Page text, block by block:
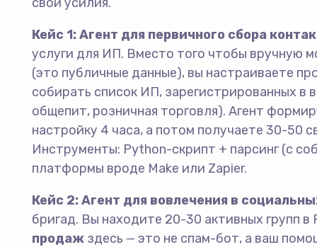
Кейс 1: Агент для первичного сбора
услуги для ИП. Вместо того чтобы вручную
(это публичные данные), вы настраиваете
собирать список ИП, зарегистрированных
общепит, розничная торговля). Агент
настройку 4 часа, а потом получаете 30-50
Инструменты: Python-скрипт + парсинг (с
платформы вроде Make или Zapier.
Кейс 2: Агент для вовлечения в
бригад. Вы находите 20-30 активных групп
продаж здесь — это не спам-бот, а ваш